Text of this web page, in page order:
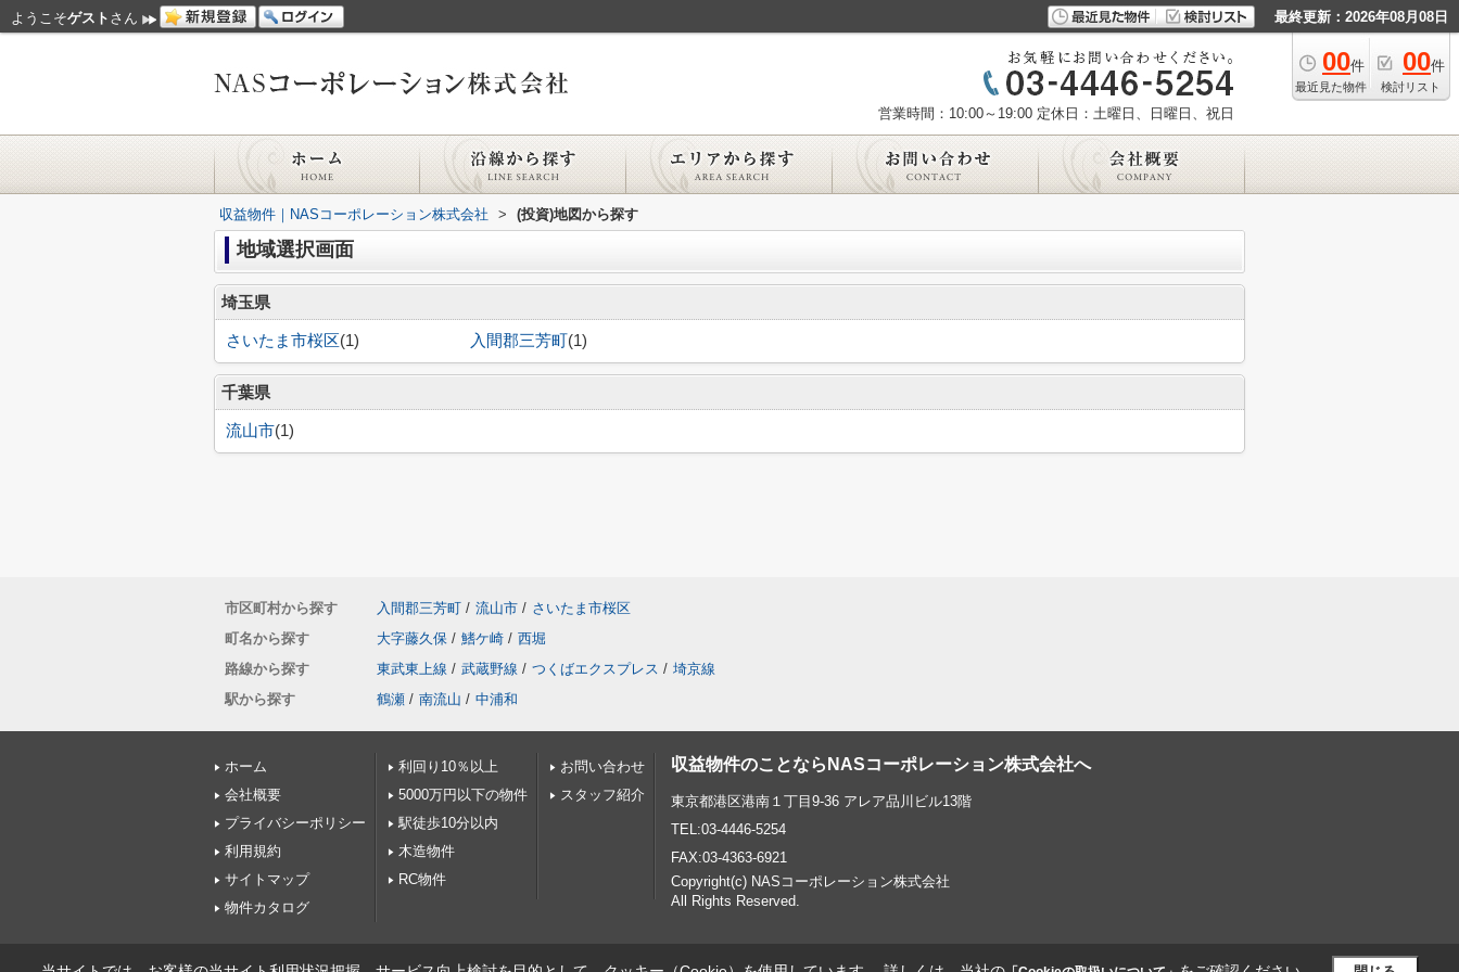
ようこそゲスト さん 最終更新：2026年08月08日
00件
最近見た物件
00件
検討リスト
営業時間：10:00～19:00 定休日：土曜日、日曜日、祝日
収益物件｜NASコーポレーション株式会社 > (投資)地図から探す
地域選択画面
埼玉県
さいたま市桜区(1) 入間郡三芳町(1)
千葉県
流山市(1)
市区町村から探す 入間郡三芳町 / 流山市 / さいたま市桜区
町名から探す
大字藤久保 / 鰭ケ崎 / 西堀
路線から探す
東武東上線 / 武蔵野線 / つくばエクスプレス / 埼京線
駅から探す
鶴瀬 / 南流山 / 中浦和
ホーム
会社概要
プライバシーポリシー
利用規約
サイトマップ
物件カタログ
利回り10％以上
5000万円以下の物件
駅徒歩10分以内
木造物件
RC物件
お問い合わせ
スタッフ紹介
収益物件のことならNASコーポレーション株式会社へ
東京都港区港南１丁目9-36 アレア品川ビル13階
TEL:03-4446-5254
FAX:03-4363-6921
Copyright(c) NASコーポレーション株式会社
All Rights Reserved.